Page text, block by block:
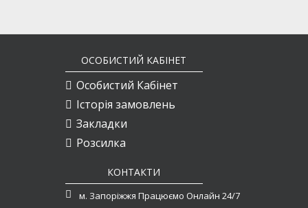
ОСОБИСТИЙ КАБІНЕТ
Особистий Кабінет
Історія замовлень
Закладки
Розсилка
КОНТАКТИ
м. Запоріжжя Працюємо Онлайн 24/7